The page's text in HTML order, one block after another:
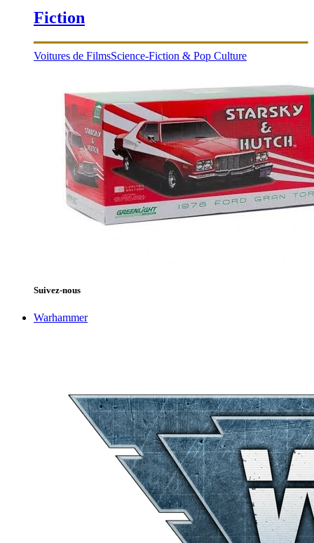
Fiction
Voitures de FilmsScience-Fiction & Pop Culture
Suivez-nous
Warhammer